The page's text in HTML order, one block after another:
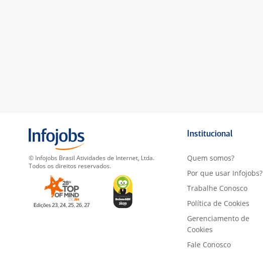
© Infojobs Brasil Atividades de Internet, Ltda.
Todos os direitos reservados.
Institucional
Quem somos?
Por que usar Infojobs?
Trabalhe Conosco
Política de Cookies
Gerenciamento de
Cookies
Fale Conosco